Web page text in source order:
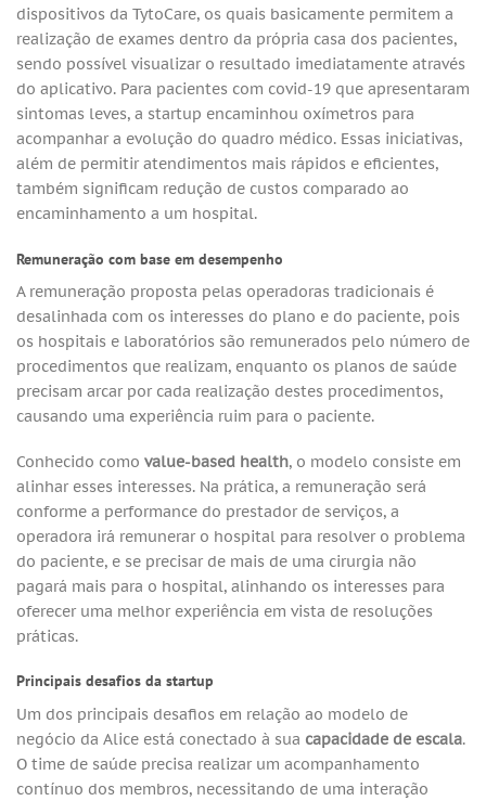
dispositivos da TytoCare, os quais basicamente permitem a
realização de exames dentro da própria casa dos pacientes,
sendo possível visualizar o resultado imediatamente através
do aplicativo. Para pacientes com covid-19 que apresentaram
sintomas leves, a startup encaminhou oxímetros para
acompanhar a evolução do quadro médico. Essas iniciativas,
além de permitir atendimentos mais rápidos e eficientes,
também significam redução de custos comparado ao
encaminhamento a um hospital.
Remuneração com base em desempenho
A remuneração proposta pelas operadoras tradicionais é
desalinhada com os interesses do plano e do paciente, pois
os hospitais e laboratórios são remunerados pelo número de
procedimentos que realizam, enquanto os planos de saúde
precisam arcar por cada realização destes procedimentos,
causando uma experiência ruim para o paciente.
Conhecido como value-based health, o modelo consiste em
alinhar esses interesses. Na prática, a remuneração será
conforme a performance do prestador de serviços, a
operadora irá remunerar o hospital para resolver o problema
do paciente, e se precisar de mais de uma cirurgia não
pagará mais para o hospital, alinhando os interesses para
oferecer uma melhor experiência em vista de resoluções
práticas.
Principais desafios da startup
Um dos principais desafios em relação ao modelo de
negócio da Alice está conectado à sua capacidade de escala.
O time de saúde precisa realizar um acompanhamento
contínuo dos membros, necessitando de uma interação